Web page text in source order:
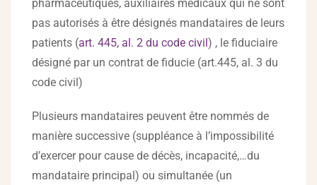
pharmaceutiques, auxiliaires médicaux qui ne sont
pas autorisés à être désignés mandataires de leurs
patients (art. 445, al. 2 du code civil) , le fiduciaire
désigné par un contrat de fiducie (art.445, al. 3 du
code civil)
Plusieurs mandataires peuvent être nommés de
manière successive (suppléance à l’impossibilité
d’exercer pour cause de décès, incapacité,…du
mandataire principal) ou simultanée (un